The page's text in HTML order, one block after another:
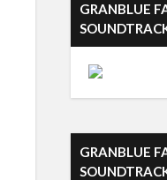
GRANBLUE
GRANBLUE